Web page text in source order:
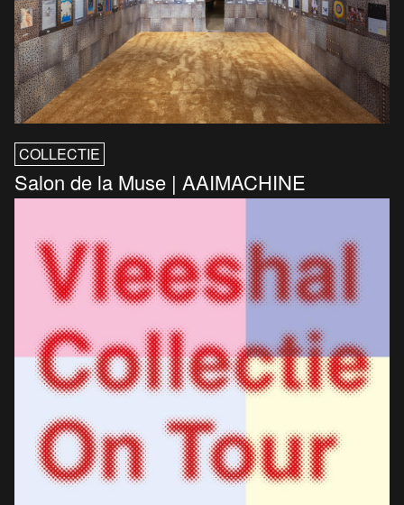
COLLECTIE
Salon de la Muse | AAIMACHINE